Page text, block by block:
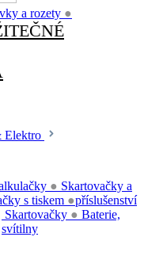
a rozety ●
Elektro
●
s tiskem ●
Skartovačky a
příslušenství
Skartovačky ● Baterie,
svítilny